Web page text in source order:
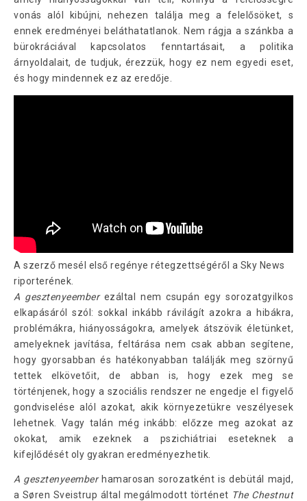
vonás alól kibújni, nehezen találja meg a felelősöket, s
ennek eredményei beláthatatlanok. Nem rágja a szánkba a
bürokráciával kapcsolatos fenntartásait, a politika
árnyoldalait, de tudjuk, érezzük, hogy ez nem egyedi eset,
és hogy mindennek ez az eredője.
A szerző mesél első regénye rétegzettségéről a Sky News
riporterének.
A gesztenyeemberezáltal nem csupán egy sorozatgyilkos
elkapásáról szól: sokkal inkább rávilágít azokra a hibákra,
problémákra, hiányosságokra, amelyek átszövik életünket,
amelyeknek javítása, feltárása nem csak abban segítene,
hogy gyorsabban és hatékonyabban találják meg szörnyű
tettek elkövetőit, de abban is, hogy ezek meg se
történjenek, hogy a szociális rendszer ne engedje el figyelő
gondviselése alól azokat, akik környezetükre veszélyesek
lehetnek. Vagy talán még inkább: előzze meg azokat az
okokat, amik ezeknek a pszichiátriai eseteknek a
kifejlődését oly gyakran eredményezhetik.
A gesztenyeemberhamarosan sorozatként is debütál majd,
a Søren Sveistrup által megálmodott történet The Chestnut